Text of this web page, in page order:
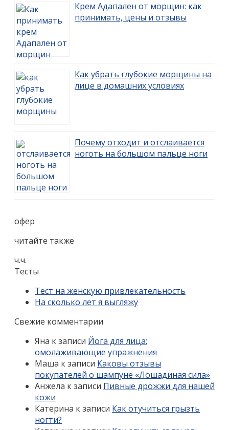
Крем Адапален от морщин: как
принимать, цены и отзывы
Как убрать глубокие морщины на
лице в домашних условиях
Почему отходит и отслаивается
ноготь на большом пальце ноги
офер
читайте также
ч.ч.
Тесты
Тест на женскую привлекательность
На сколько лет я выгляжу
Свежие комментарии
Яна к записи Йога для лица:
омолаживающие упражнения
Маша к записи Каковы отзывы
покупателей о шампуне «Лошадиная сила»
Анжела к записи Пивные дрожжи для нашей
кожи
Катерина к записи Как отучиться грызть
ногти?